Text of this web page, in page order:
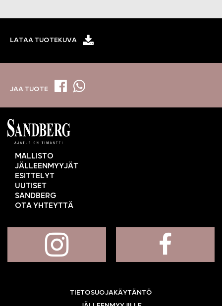
LATAA TUOTEKUVA
JAA TUOTE
MALLISTO
JÄLLEENMYYJÄT
ESITTELYT
UUTISET
SANDBERG
OTA YHTEYTTÄ
TIETOSUOJAKÄYTÄNTÖ